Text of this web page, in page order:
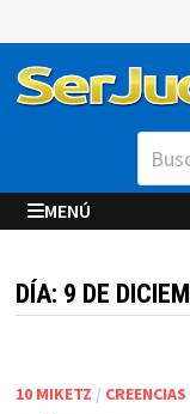
al
contenido
Buscar:
MENÚ
DÍA: 9 DE
10 MIKETZ /